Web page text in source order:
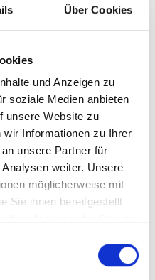
Über Cookies
und Anzeigen zu
soziale Medien anbieten
unsere Website zu
wir Informationen zu Ihrer
unsere Partner für
weiter. Unsere
möglicherweise mit
Sie ihnen bereitgestellt